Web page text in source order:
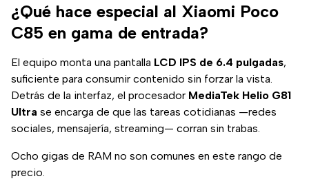
¿Qué hace especial al Xiaomi Poco
C85 en gama de entrada?
El equipo monta una pantalla LCD IPS de 6.4 pulgadas,
suficiente para consumir contenido sin forzar la vista.
Detrás de la interfaz, el procesador MediaTek Helio G81
Ultra se encarga de que las tareas cotidianas —redes
sociales, mensajería, streaming— corran sin trabas.
Ocho gigas de RAM no son comunes en este rango de
precio.